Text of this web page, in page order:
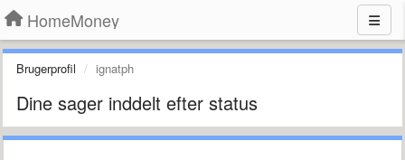
HomeMoney
Brugerprofil ignatph
Dine sager inddelt efter status